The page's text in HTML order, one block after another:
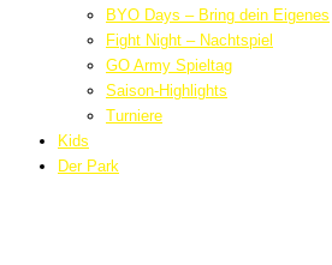
BYO Days – Bring dein Eigenes
Fight Night – Nachtspiel
GO Army Spieltag
Saison-Highlights
Turniere
Kids
Der Park